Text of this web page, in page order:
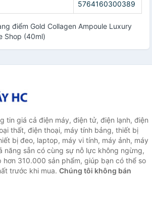
5764160300389
điểm Gold Collagen Ampoule Luxury
Shop (40ml)
tin giá cả điện máy, điện tử, điện lạnh, điện
thất, điện thoại, máy tính bảng, thiết bị
bị đeo, laptop, máy vi tính, máy ảnh, máy
năng sẵn có cùng sự nỗ lực không ngừng,
310.000 sản phẩm, giúp bạn có thể so
trước khi mua. Chúng tôi không bán